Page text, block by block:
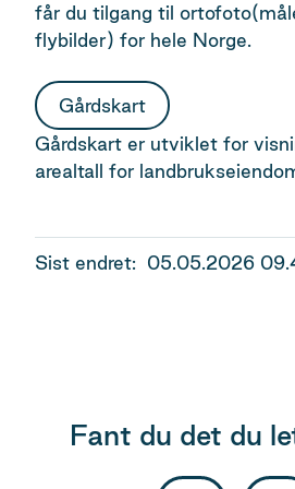
får du tilgang til
flybilder) for hele Norge.
Gårdskart
Gårdskart er utviklet for
arealtall for
Sist endret 05.05.2026
Fant du det du